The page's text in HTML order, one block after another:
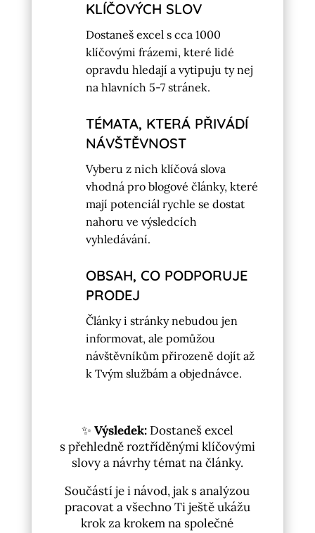
KLÍČOVÝCH SLOV
Dostaneš excel s cca 1000
klíčovými frázemi, které lidé
opravdu hledají a vytipuju ty nej
na hlavních 5-7 stránek.
TÉMATA, KTERÁ PŘIVÁDÍ
NÁVŠTĚVNOST
Vyberu z nich klíčová slova
vhodná pro blogové články, které
mají potenciál rychle se dostat
nahoru ve výsledcích
vyhledávání.
OBSAH, CO PODPORUJE
PRODEJ
Články i stránky nebudou jen
informovat, ale pomůžou
návštěvníkům přirozeně dojít až
k Tvým službám a objednávce.
✨ Výsledek:Dostaneš excel
s přehledně roztříděnými klíčovými
slovy a návrhy témat na články.
Součástí je i návod, jak s analýzou
pracovat a všechno Ti ještě ukážu
krok za krokem na společné